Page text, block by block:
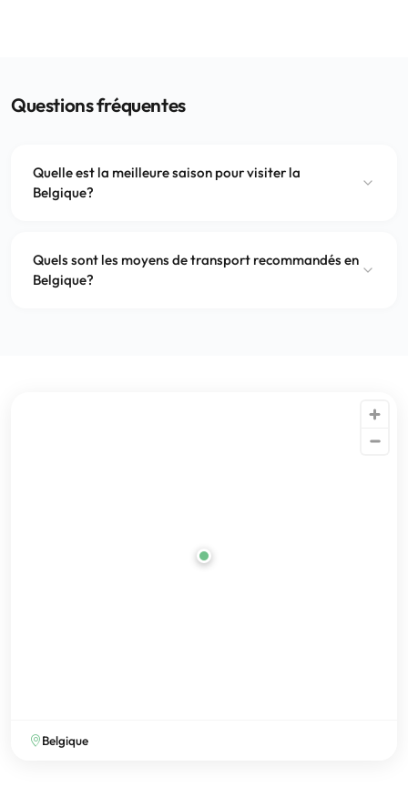
Questions fréquentes
Quelle est la meilleure saison pour visiter la
Belgique?
Quels sont les moyens de transport recommandés en
Belgique?
Belgique